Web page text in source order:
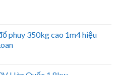
phuy 350kg cao 1m4 hiệu